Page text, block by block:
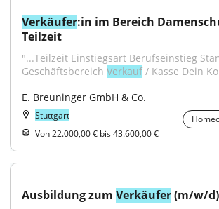
Verkäufer:in im Bereich
Teilzeit
"...Teilzeit Einstiegsart Berufseinstieg
Geschäftsbereich Verkauf / Kasse Dein
E. Breuninger GmbH & Co.
Stuttgart
Von 22.000,00 € bis 43.600,00 €
Ausbildung zum Verkäufer (m/w/